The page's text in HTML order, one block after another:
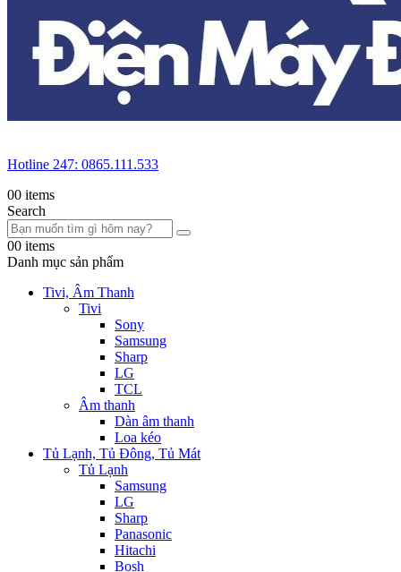
Hotline 247: 0865.111.533
00 items
Search
00 items
Danh mục sản phẩm
Tivi, Âm Thanh
Tivi
Sony
Samsung
Sharp
LG
TCL
Âm thanh
Dàn âm thanh
Loa kéo
Tủ Lạnh, Tủ Đông, Tủ Mát
Tủ Lạnh
Samsung
LG
Sharp
Panasonic
Hitachi
Bosh